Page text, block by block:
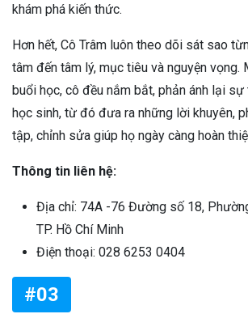
khám phá kiến thức.
Hơn hết, Cô Trâm luôn theo dõi sát sao
tâm đến tâm lý, mục tiêu và nguyện vọng.
buổi học, cô đều nắm bắt, phản ánh lại
học sinh, từ đó đưa ra những lời khuyên,
tập, chỉnh sửa giúp họ ngày càng hoàn
Thông tin liên hệ:
Địa chỉ: 74A -76 Đường số 18,
TP. Hồ Chí Minh
Điện thoại: 028 6253 0404
#03